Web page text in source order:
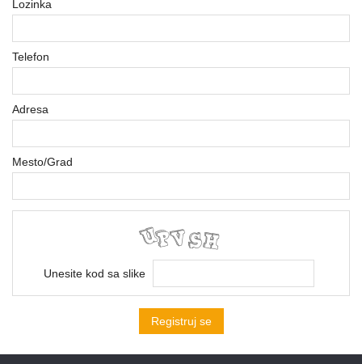
Hidrofori
Merni
Police
Lozinka
Telefon
Adresa
Mesto/Grad
Unesite kod sa slike
Registruj se